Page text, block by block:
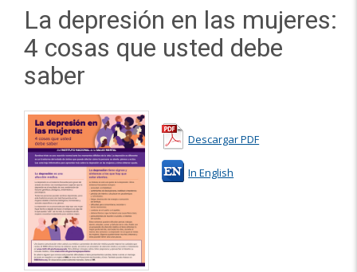
La depresión en las mujeres:
4 cosas que usted debe
saber
Descargar PDF
In English